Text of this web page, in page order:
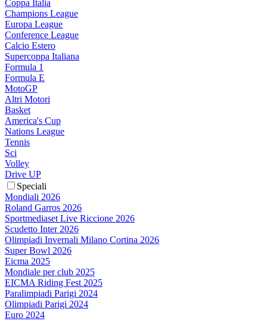
Coppa Italia
Champions League
Europa League
Conference League
Calcio Estero
Supercoppa Italiana
Formula 1
Formula E
MotoGP
Altri Motori
Basket
America's Cup
Nations League
Tennis
Sci
Volley
Drive UP
Speciali
Mondiali 2026
Roland Garros 2026
Sportmediaset Live Riccione 2026
Scudetto Inter 2026
Olimpiadi Invernali Milano Cortina 2026
Super Bowl 2026
Eicma 2025
Mondiale per club 2025
EICMA Riding Fest 2025
Paralimpiadi Parigi 2024
Olimpiadi Parigi 2024
Euro 2024